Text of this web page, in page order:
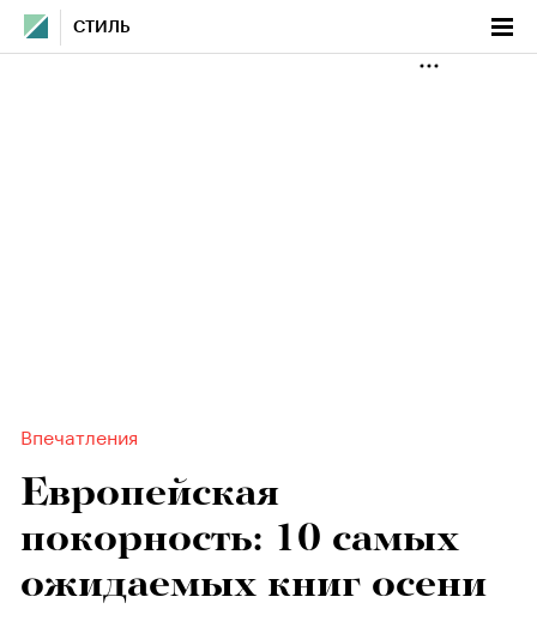
СТИЛЬ
Впечатления
Европейская
покорность: 10 самых
ожидаемых книг осени